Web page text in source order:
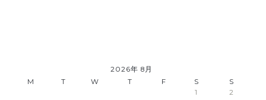
2026年 8月
M
T W T F S S
1
2